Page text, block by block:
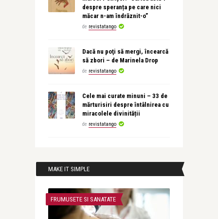
despre speranța pe care nici
măcar n-am îndrăznit-o”
de revistatango
Dacă nu poţi să mergi, încearcă
să zbori – de Marinela Drop
de revistatango
Cele mai curate minuni – 33 de
mărturisiri despre întâlnirea cu
miracolele divinității
de revistatango
MAKE IT SIMPLE
FRUMUSETE SI SANATATE